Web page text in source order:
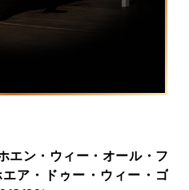
エン・ウィー・オール・フ
ア・ドゥー・ウィー・ゴ